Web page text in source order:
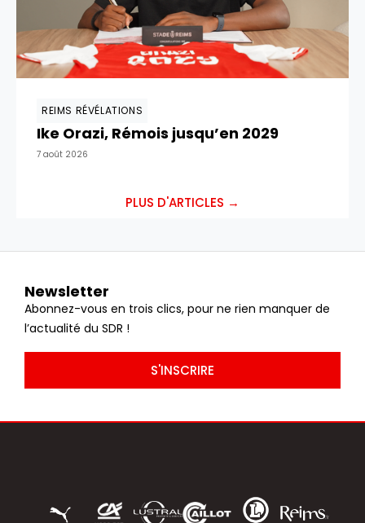
REIMS RÉVÉLATIONS
Ike Orazi, Rémois jusqu’en 2029
7 août 2026
PLUS D'ARTICLES →
Newsletter
Abonnez-vous en trois clics, pour ne rien manquer de
l’actualité du SDR !
S'INSCRIRE